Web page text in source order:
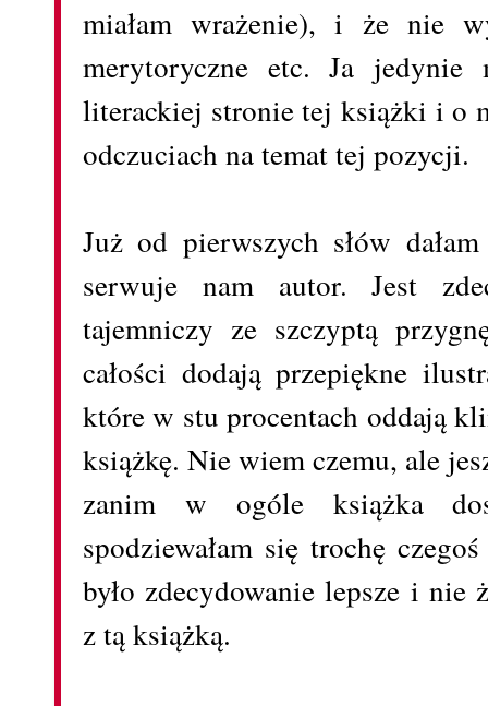
miałam wrażenie), i że nie
merytoryczne etc. Ja jedynie
literackiej stronie tej książki i o
odczuciach na temat tej pozycji.
Już od pierwszych słów
serwuje nam autor. Jest
tajemniczy ze szczyptą
całości dodają przepiękne
które w stu procentach oddają
książkę. Nie wiem czemu, ale
zanim w ogóle książka
spodziewałam się trochę
było zdecydowanie lepsze i nie
z tą książką.